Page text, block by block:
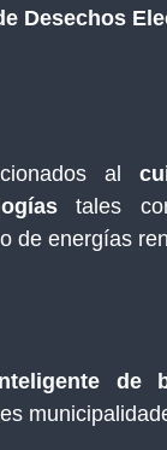
Desechos
al
tales
de energías
de